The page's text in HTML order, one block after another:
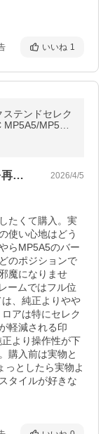
いいね 1
テンドセレク
MP5K
実銃でも見かける延長セレクターを再現し… 2026/4/5
たくて購入。実
使い心地はどう
らMP5A5のバー
のポジションで
魔になりませ
ームではフル位
、純正よりやや
アは特にセレク
軽減される印
より操作性が下
購入前は実物と
っとしたら実物よ
タイルが好きな